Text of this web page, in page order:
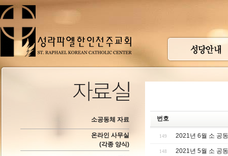
소공동체 자료
온라인 사무실
(각종 양식)
번호
149 2021년 6월 소 공
148 2021년 5월 소 공